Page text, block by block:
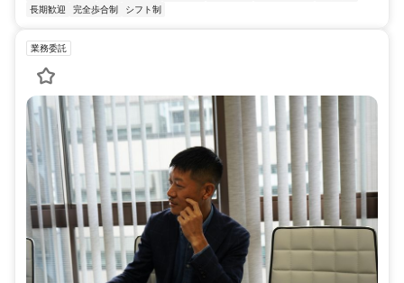
長期歓迎
完全歩合制 シフト制
業務委託